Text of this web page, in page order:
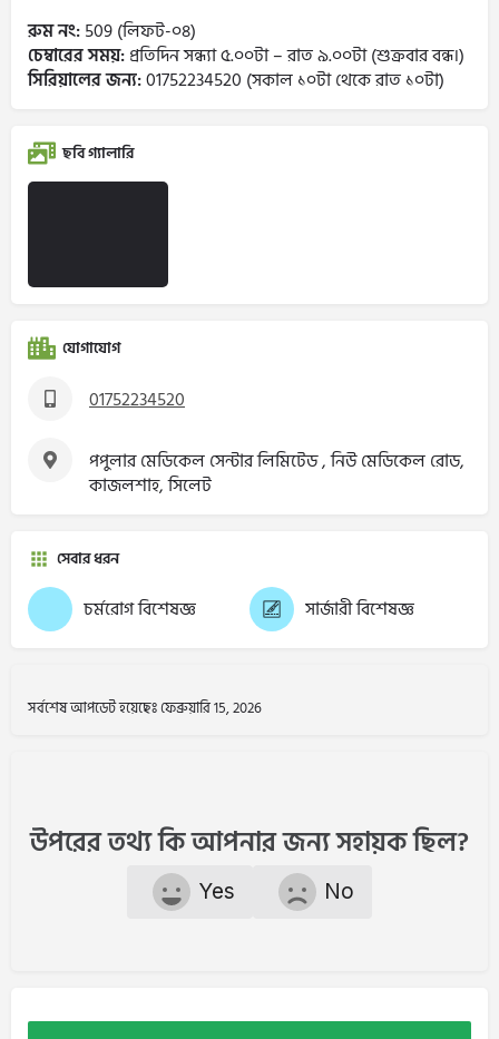
রুম নং:509 (লিফট-০৪)
চেম্বারের সময়:প্রতিদিন সন্ধ্যা ৫.০০টা – রাত ৯.০০টা (শুক্রবার বন্ধ।)
সিরিয়ালের জন্য:01752234520 (সকাল ১০টা থেকে রাত ১০টা)
ছবি গ্যালারি
যোগাযোগ
01752234520
পপুলার মেডিকেল সেন্টার লিমিটেড , নিউ মেডিকেল রোড,
কাজলশাহ, সিলেট
সেবার ধরন
চর্মরোগ বিশেষজ্ঞ সার্জারী বিশেষজ্ঞ
সর্বশেষ আপডেট হয়েছেঃ ফেব্রুয়ারি 15, 2026
উপরের তথ্য কি আপনার জন্য সহায়ক ছিল?
Yes No